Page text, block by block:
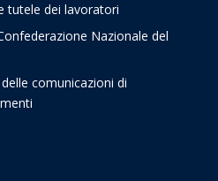
tutele dei lavoratori
Nazionale del
comunicazioni di